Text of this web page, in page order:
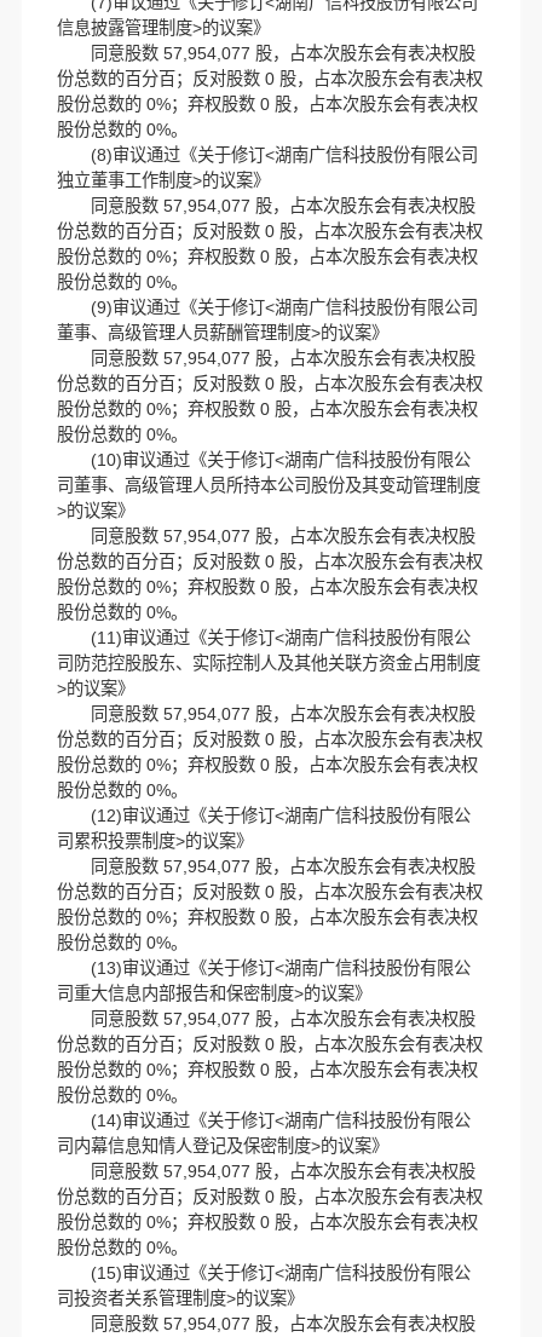
信息披露管理制度>的议案》
同意股数 57,954,077 股，占本次股东会有表决权股
份总数的百分百；反对股数 0 股，占本次股东会有表决权
股份总数的 0%；弃权股数 0 股，占本次股东会有表决权
股份总数的 0%。
(8)审议通过《关于修订<湖南广信科技股份有限公司
独立董事工作制度>的议案》
同意股数 57,954,077 股，占本次股东会有表决权股
份总数的百分百；反对股数 0 股，占本次股东会有表决权
股份总数的 0%；弃权股数 0 股，占本次股东会有表决权
股份总数的 0%。
(9)审议通过《关于修订<湖南广信科技股份有限公司
董事、高级管理人员薪酬管理制度>的议案》
同意股数 57,954,077 股，占本次股东会有表决权股
份总数的百分百；反对股数 0 股，占本次股东会有表决权
股份总数的 0%；弃权股数 0 股，占本次股东会有表决权
股份总数的 0%。
(10)审议通过《关于修订<湖南广信科技股份有限公
司董事、高级管理人员所持本公司股份及其变动管理制度
>的议案》
同意股数 57,954,077 股，占本次股东会有表决权股
份总数的百分百；反对股数 0 股，占本次股东会有表决权
股份总数的 0%；弃权股数 0 股，占本次股东会有表决权
股份总数的 0%。
(11)审议通过《关于修订<湖南广信科技股份有限公
司防范控股股东、实际控制人及其他关联方资金占用制度
>的议案》
同意股数 57,954,077 股，占本次股东会有表决权股
份总数的百分百；反对股数 0 股，占本次股东会有表决权
股份总数的 0%；弃权股数 0 股，占本次股东会有表决权
股份总数的 0%。
(12)审议通过《关于修订<湖南广信科技股份有限公
司累积投票制度>的议案》
同意股数 57,954,077 股，占本次股东会有表决权股
份总数的百分百；反对股数 0 股，占本次股东会有表决权
股份总数的 0%；弃权股数 0 股，占本次股东会有表决权
股份总数的 0%。
(13)审议通过《关于修订<湖南广信科技股份有限公
司重大信息内部报告和保密制度>的议案》
同意股数 57,954,077 股，占本次股东会有表决权股
份总数的百分百；反对股数 0 股，占本次股东会有表决权
股份总数的 0%；弃权股数 0 股，占本次股东会有表决权
股份总数的 0%。
(14)审议通过《关于修订<湖南广信科技股份有限公
司内幕信息知情人登记及保密制度>的议案》
同意股数 57,954,077 股，占本次股东会有表决权股
份总数的百分百；反对股数 0 股，占本次股东会有表决权
股份总数的 0%；弃权股数 0 股，占本次股东会有表决权
股份总数的 0%。
(15)审议通过《关于修订<湖南广信科技股份有限公
司投资者关系管理制度>的议案》
同意股数 57,954,077 股，占本次股东会有表决权股